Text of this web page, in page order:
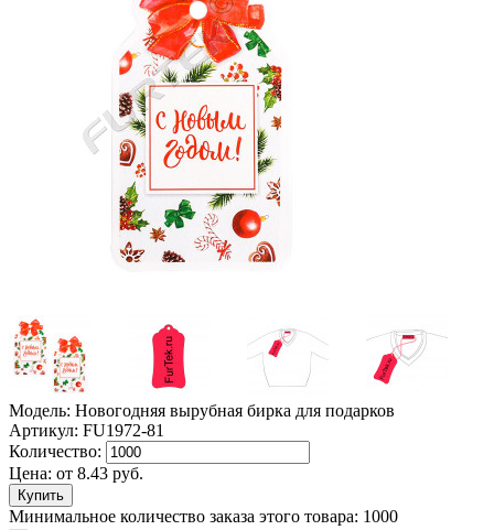
Модель: Новогодняя вырубная бирка для подарков
Артикул: FU1972-81
Количество:
Цена: от 8.43 руб.
Минимальное количество заказа этого товара: 1000